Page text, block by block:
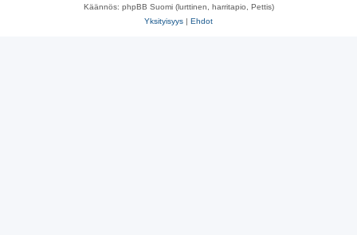
Käännös: phpBB Suomi (lurttinen, harritapio, Pettis)
Yksityisyys | Ehdot